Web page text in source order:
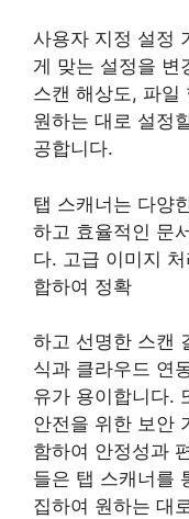
사용자 지정 설정
게 맞는 설정을 변
스캔 해상도, 파일
원하는 대로 설정
공합니다.
탭 스캐너는 다양
하고 효율적인 문
다. 고급 이미지
합하여 정확
하고 선명한 스캔
식과 클라우드 연
유가 용이합니다.
안전을 위한 보안
함하여 안정성과
들은 탭 스캐너를
집하여 원하는 대